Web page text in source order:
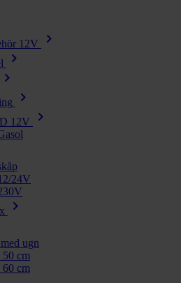
12V chevron_right
chevron_right
chevron_right
chevron_right
12V chevron_right
24V
chevron_right
ugn
50 cm
60 cm